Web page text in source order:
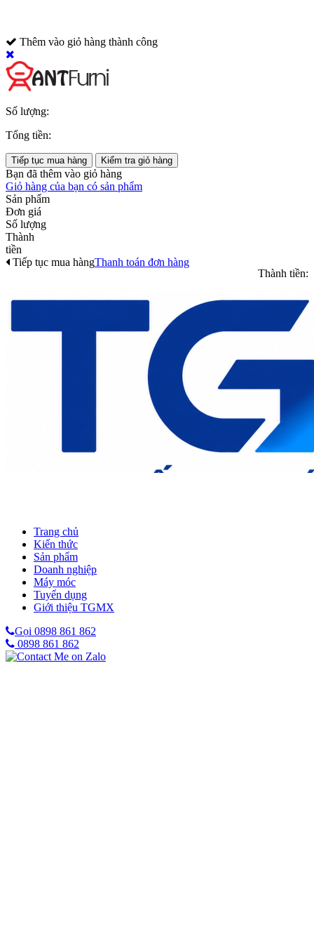
Thêm vào giỏ hàng thành công
Số lượng:
Tổng tiền:
Tiếp tục mua hàng Kiểm tra giỏ hàng
Bạn đã thêm vào giỏ hàng
Giỏ hàng của bạn có sản phẩm
Sản phẩm
Đơn giá
Số lượng
Thành
tiền
Tiếp tục mua hàng
Thành tiền:
Thanh toán đơn hàng
Trang chủ
Kiến thức
Sản phẩm
Doanh nghiệp
Máy móc
Tuyển dụng
Giới thiệu TGMX
Gọi 0898 861 862
0898 861 862